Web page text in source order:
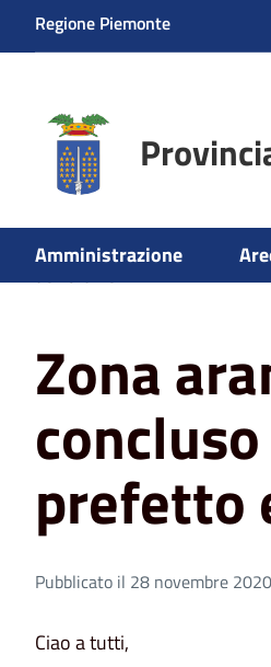
Regione Piemonte
Amministrazione
Home News Emergenza
Zona
prefetto
Pubblicato il 28 novembre
Ciao a tutti,